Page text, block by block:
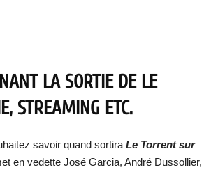
LA SORTIE DE LE
STREAMING ETC.
savoir quand sortira Le Torrent sur
en vedette José Garcia, André Dussollier,